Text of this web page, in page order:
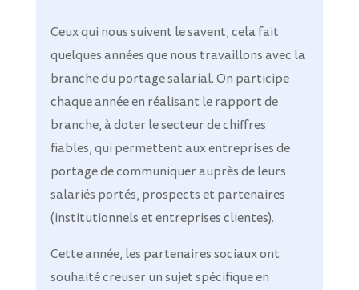
Ceux qui nous suivent le savent, cela fait
quelques années que nous travaillons avec la
branche du portage salarial. On participe
chaque année en réalisant le rapport de
branche, à doter le secteur de chiffres
fiables, qui permettent aux entreprises de
portage de communiquer auprès de leurs
salariés portés, prospects et partenaires
(institutionnels et entreprises clientes).
Cette année, les partenaires sociaux ont
souhaité creuser un sujet spécifique en